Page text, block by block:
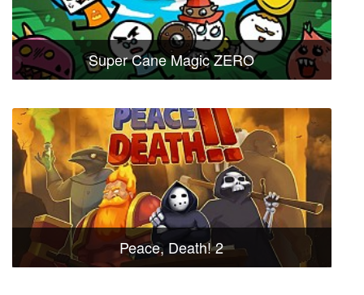
Super Cane Magic ZERO
Peace, Death! 2